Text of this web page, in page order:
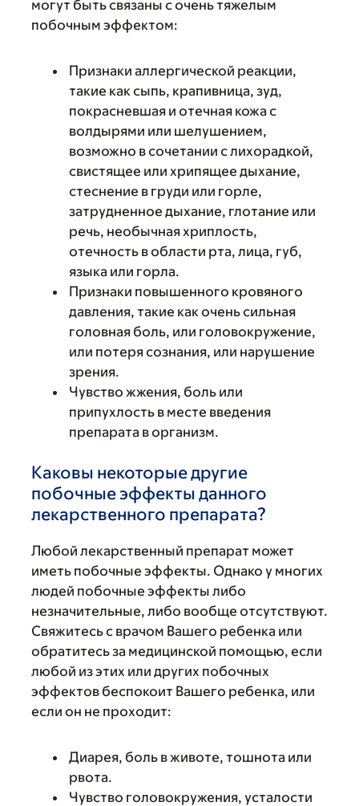
могут быть связаны с очень тяжелым
побочным эффектом:
Признаки аллергической реакции,
такие как сыпь, крапивница, зуд,
покрасневшая и отечная кожа с
волдырями или шелушением,
возможно в сочетании с лихорадкой,
свистящее или хрипящее дыхание,
стеснение в груди или горле,
затрудненное дыхание, глотание или
речь, необычная хриплость,
отечность в области рта, лица, губ,
языка или горла.
Признаки повышенного кровяного
давления, такие как очень сильная
головная боль, или головокружение,
или потеря сознания, или нарушение
зрения.
Чувство жжения, боль или
припухлость в месте введения
препарата в организм.
Каковы некоторые другие
побочные эффекты данного
лекарственного препарата?
Любой лекарственный препарат может
иметь побочные эффекты. Однако у многих
людей побочные эффекты либо
незначительные, либо вообще отсутствуют.
Свяжитесь с врачом Вашего ребенка или
обратитесь за медицинской помощью, если
любой из этих или других побочных
эффектов беспокоит Вашего ребенка, или
если он не проходит:
Диарея, боль в животе, тошнота или
рвота.
Чувство головокружения, усталости